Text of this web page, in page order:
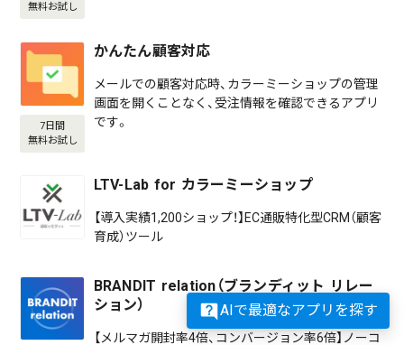
無料お試し
7日間
無料お試し
かんたん顧客対応
メールでの顧客対応時、カラーミーショップの管理
画面を開くことなく、受注情報を確認できるアプリ
です。
LTV-Lab for カラーミーショップ
【導入実績1,200ショップ！】EC通販特化型CRM（顧客
育成）ツール
BRANDIT relation（ブランディット リレー
ション）
【メルマガ開封率4倍、コンバージョン率6倍】ノーコ
AIで最適なアプリを探す